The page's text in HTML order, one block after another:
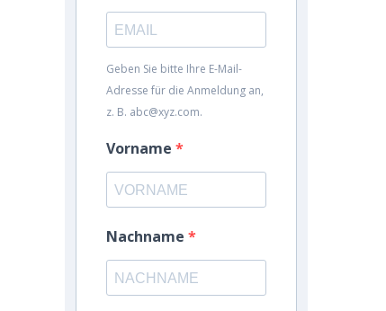
Geben Sie bitte Ihre E-Mail-
Adresse für die Anmeldung an,
z. B. abc@xyz.com.
Vorname
Nachname